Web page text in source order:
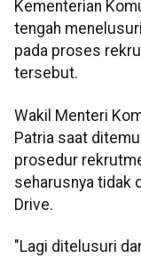
Kementerian
tengah
pada proses
tersebut.
Wakil Menteri
Patria saat
prosedur
seharusnya tidak
Drive.
"Lagi ditelusuri